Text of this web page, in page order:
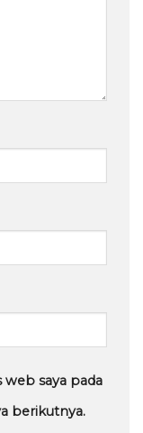
web saya pada
berikutnya.